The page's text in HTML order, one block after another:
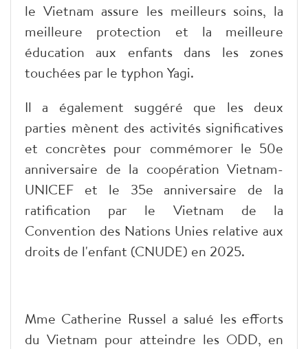
le Vietnam assure les meilleurs soins, la
meilleure protection et la meilleure
éducation aux enfants dans les zones
touchées par le typhon Yagi.
Il a également suggéré que les deux
parties mènent des activités significatives
et concrètes pour commémorer le 50e
anniversaire de la coopération Vietnam-
UNICEF et le 35e anniversaire de la
ratification par le Vietnam de la
Convention des Nations Unies relative aux
droits de l'enfant (CNUDE) en 2025.
Mme Catherine Russel a salué les efforts
du Vietnam pour atteindre les ODD, en